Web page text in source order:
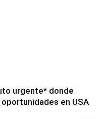
urgente* donde
en USA